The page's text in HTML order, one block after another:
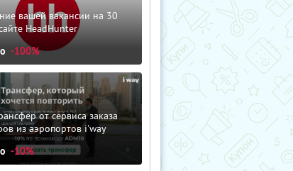
вашей вакансии на 30
HeadHunter
-100%
от сервиса заказа
из аэропортов i'way
-10%